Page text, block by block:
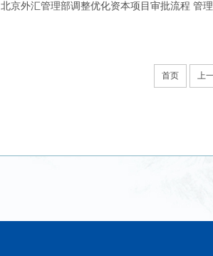
北京外汇管理部调整优化资本项目审批流程 管
首页 上